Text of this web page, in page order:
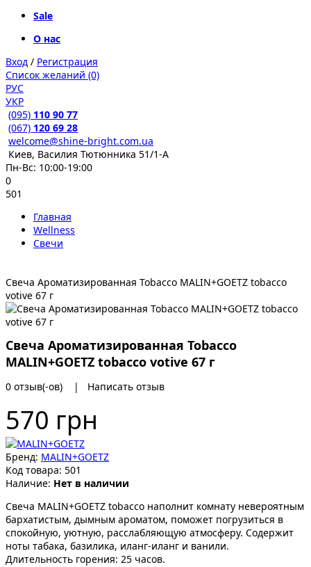
Sale
О нас
Вход / Регистрация
Список желаний (0)
РУС
УКР
(095) 110 90 77
(067) 120 69 28
welcome@shine-bright.com.ua
Киев, Василия Тютюнника 51/1-А
Пн-Вс: 10:00-19:00
0
501
Главная
Wellness
Свечи
Свеча Ароматизированная Tobacco MALIN+GOETZ tobacco
votive 67 г
Свеча Ароматизированная Tobacco
MALIN+GOETZ tobacco votive 67 г
0 отзыв(-ов) | Написать отзыв
570 грн
Бренд: MALIN+GOETZ
Код товара: 501
Наличие: Нет в наличии
Свеча MALIN+GOETZ tobacco наполнит комнату невероятным
бархатистым, дымным ароматом, поможет погрузиться в
спокойную, уютную, расслабляющую атмосферу. Содержит
ноты табака, базилика, иланг-иланг и ванили.
Длительность горения: 25 часов.